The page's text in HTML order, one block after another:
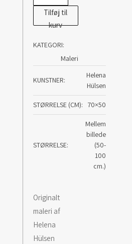
af
Helena
Et
antal
Tilføj til
kurv
KATEGORI:
Maleri
KUNSTNER
Helena
Hülsen
STØRRELSE (CM) 70×50
STØRRELSE
Mellem
billede
(50-
100
cm.)
Originalt
maleri af
Helena
Hülsen